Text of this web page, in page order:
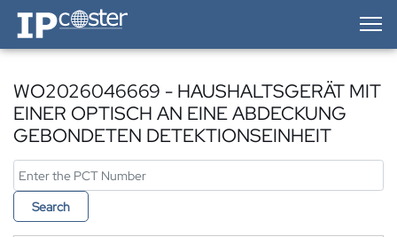
IP-Coster — Home
WO2026046669 - HAUSHALTSGERÄT MIT
EINER OPTISCH AN EINE ABDECKUNG
GEBONDETEN DETEKTIONSEINHEIT
Search